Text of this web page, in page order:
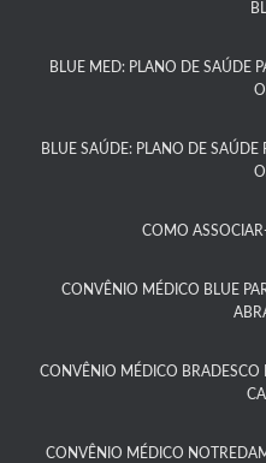
BLUE MED: PLANO DE SAÚDE
BLUE SAÚDE: PLANO DE
COMO
CONVÊNIO MÉDICO BLUE
CONVÊNIO MÉDICO BRADESCO
CONVÊNIO MÉDICO